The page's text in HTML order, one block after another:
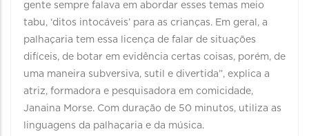
gente sempre falava em abordar esses temas meio
tabu, ‘ditos intocáveis’ para as crianças. Em geral, a
palhaçaria tem essa licença de falar de situações
difíceis, de botar em evidência certas coisas, porém, de
uma maneira subversiva, sutil e divertida”, explica a
atriz, formadora e pesquisadora em comicidade,
Janaina Morse. Com duração de 50 minutos, utiliza as
linguagens da palhaçaria e da música.